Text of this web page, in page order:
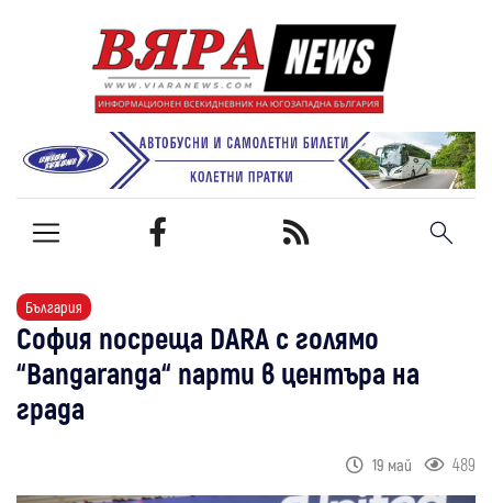
България
София посреща DARA с голямо
“Bangaranga“ парти в центъра на
града
19 май 489